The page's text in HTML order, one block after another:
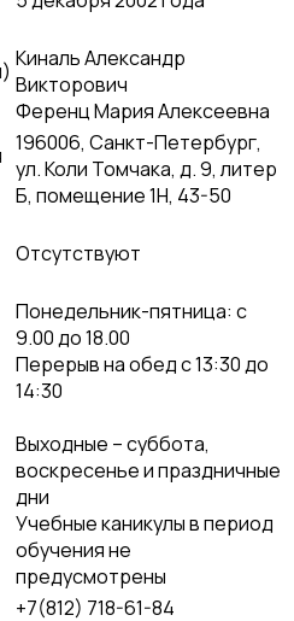
Киналь Александр
Викторович
Ференц Мария Алексеевна
196006, Санкт-Петербург,
ул. Коли Томчака, д. 9, литер
Б, помещение 1Н, 43-50
Отсутствуют
Понедельник-пятница: с
9.00 до 18.00
Перерыв на обед с 13:30 до
14:30
Выходные – суббота,
воскресенье и праздничные
дни
Учебные каникулы в период
обучения не
предусмотрены
+7(812) 718-61-84